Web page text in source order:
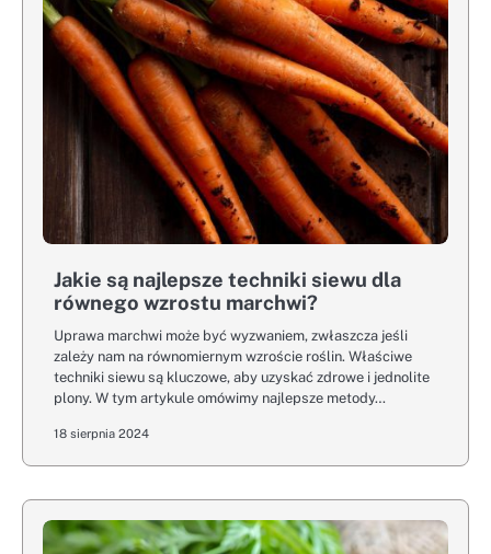
Jakie są najlepsze techniki siewu dla
równego wzrostu marchwi?
Uprawa marchwi może być wyzwaniem, zwłaszcza jeśli
zależy nam na równomiernym wzroście roślin. Właściwe
techniki siewu są kluczowe, aby uzyskać zdrowe i jednolite
plony. W tym artykule omówimy najlepsze metody…
18 sierpnia 2024